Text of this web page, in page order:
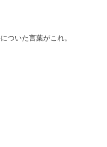
ついた言葉がこれ。